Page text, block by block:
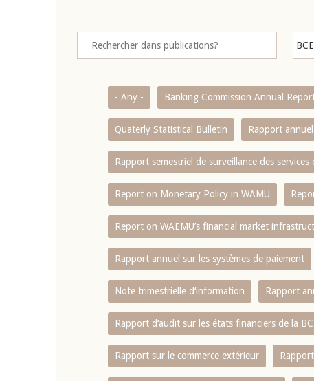
- Any - Banking Commission Annual
Quaterly Statistical Bulletin Rapport
Rapport semestriel de surveillance des
Report on Monetary Policy in WAMU
Report on WAEMU’s financial market
Rapport annuel sur les systèmes de paiement
Note trimestrielle d‘information Rapport
Rapport d‘audit sur les états financiers de la
Rapport sur le commerce extérieur